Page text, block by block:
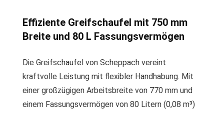
Effiziente Greifschaufel mit 750 mm
Breite und 80 L Fassungsvermögen
Die Greifschaufel von Scheppach vereint
kraftvolle Leistung mit flexibler Handhabung. Mit
einer großzügigen Arbeitsbreite von 770 mm und
einem Fassungsvermögen von 80 Litern (0,08 m³)